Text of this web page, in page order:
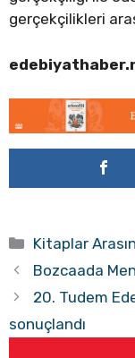
gerçekçilikleri
Kategoriler
Kitaplar
Bozcaada
20. Tudem
sonuçlandı